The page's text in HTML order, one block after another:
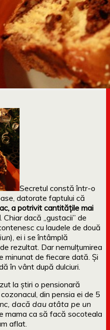
Secretul constă într-o
datorate faptului că
a potrivit cantitățile mai
. Chiar dacă „gustacii” de
cu laudele de două
), ei i se întâmplă
rezultat. Dar nemulțumirea
minunat de fiecare dată. Și
în vânt după dulciuri.
la știri o pensionară
din pensia ei de 5
dacă dau atâta pe un
mama ca să facă socoteala
aflat.